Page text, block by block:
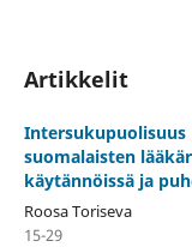
Artikkelit
Intersukupuolisuus
suomalaisten
käytännöissä ja
Roosa Toriseva
15-29